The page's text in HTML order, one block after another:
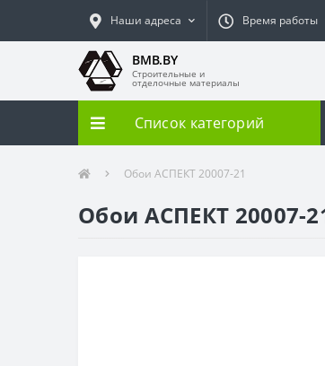
Наши адреса Время работы
BMB.BY
Строительные и
отделочные материалы
Список категорий
Обои АСПЕКТ 20007-21
Обои АСПЕКТ 20007-